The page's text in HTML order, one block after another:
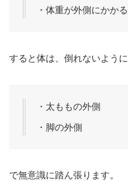
・体重が外側にかかる
すると体は、倒れないように
・太ももの外側
・脚の外側
で無意識に踏ん張ります。